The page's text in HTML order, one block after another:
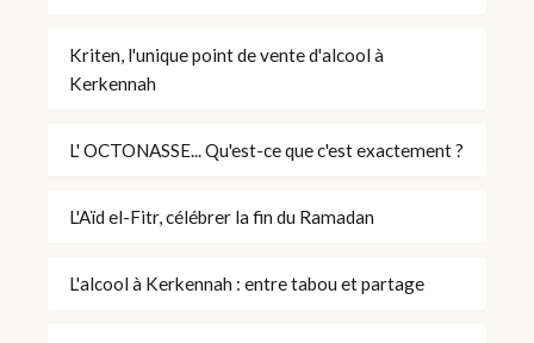
Kriten, l'unique point de vente d'alcool à
Kerkennah
L' OCTONASSE... Qu'est-ce que c'est exactement ?
L'Aïd el-Fitr, célébrer la fin du Ramadan
L'alcool à Kerkennah : entre tabou et partage